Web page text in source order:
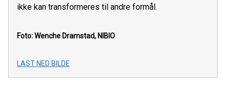
ikke kan transformeres til andre formål.
Foto: Wenche Dramstad, NIBIO
LAST NED BILDE